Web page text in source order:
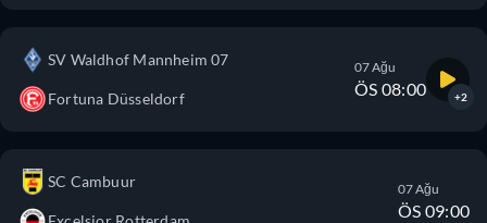
SV Waldhof Mannheim 07
Fortuna Düsseldorf
07 Ağu
ÖS 08:00 +2
SC Cambuur 07 Ağu
ÖS 09:00